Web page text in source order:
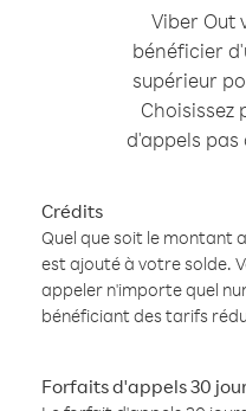
Viber Out
bénéficier
supérieur
Choisissez
d'appels pas
Crédits
Quel que soit le montant
est ajouté à votre solde.
appeler n'importe quel
bénéficiant des tarifs
Forfaits d'appels 30